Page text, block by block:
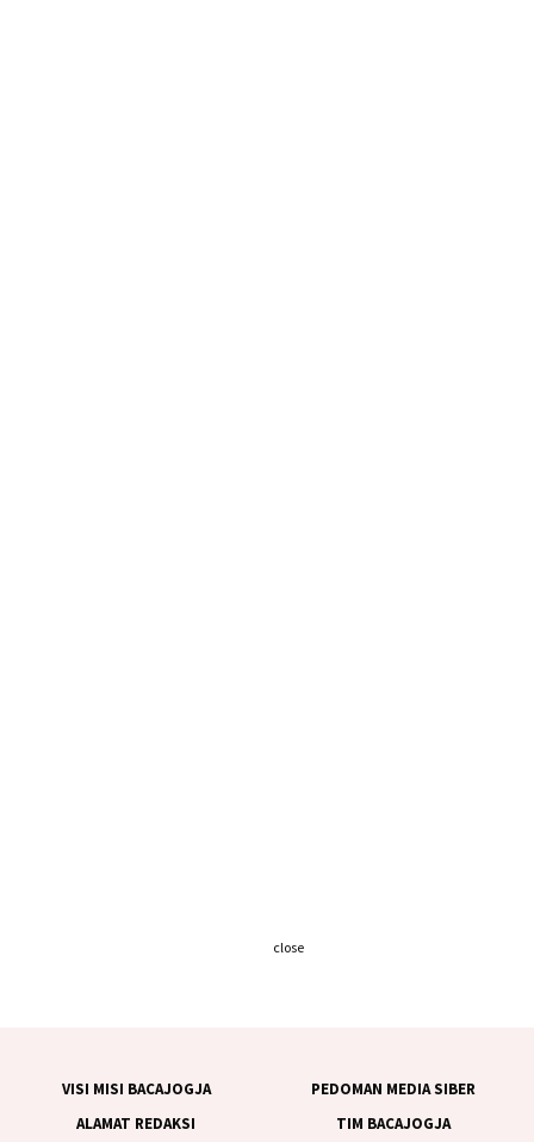
VISI MISI BACAJOGJA
PEDOMAN MEDIA SIBER
ALAMAT REDAKSI
TIM BACAJOGJA
close